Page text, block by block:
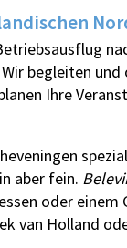
begleiten
Ihre
aber fein.
oder
van Holland